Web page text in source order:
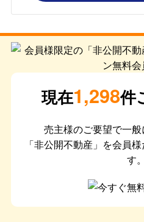
現在1,298件
売主様のご要望で一
「非公開不動産」を会員
す。